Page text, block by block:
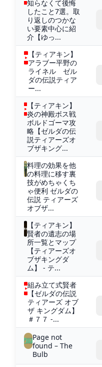
知らなくて後悔
したこと7選。取
り返しのつかな
い要素中心に紹
介【ゆっ...
【ティアキン】
アラブー平野の
ライネル ゼル
ダの伝説ティア
ー...
【ティアキン】
炎の神殿ボス戦
ボルドゴーマ攻
略【ゼルダの伝
説ティアーズオ
ブザキング...
料理の効果を他
の料理に移す裏
技がめちゃくち
ゃ便利 ゼルダの
伝説 ティアーズ
オブザ...
【ティアキン】
賢者の遺志の場
所一覧とマップ
【ティアーズオ
ブザキングダ
ム】 - テ...
組み立て式賢者
【ゼルダの伝説
ティアーズ オブ
ザ キングダム】
＃７７ -...
Page not
found – The
Bulb